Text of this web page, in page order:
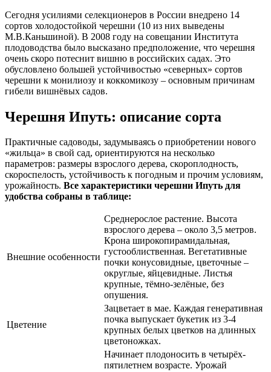
Сегодня усилиями селекционеров в России внедрено 14
сортов холодостойкой черешни (10 из них выведены
М.В.Каньшиной). В 2008 году на совещании Института
плодоводства было высказано предположение, что черешня
очень скоро потеснит вишню в российских садах. Это
обусловлено большей устойчивостью «северных» сортов
черешни к монилиозу и коккомикозу – основным причинам
гибели вишнёвых садов.
Черешня Ипуть: описание сорта
Практичные садоводы, задумываясь о приобретении нового
«жильца» в свой сад, ориентируются на несколько
параметров: размеры взрослого дерева, скороплодность,
скороспелость, устойчивость к погодным и прочим условиям,
урожайность. Все характеристики черешни Ипуть для
удобства собраны в таблице:
Внешние особенности
Среднерослое растение. Высота
взрослого дерева – около 3,5 метров.
Крона широкопирамидальная,
густооблиственная. Вегетативные
почки конусовидные, цветочные –
округлые, яйцевидные. Листья
крупные, тёмно-зелёные, без
опушения.
Цветение
Зацветает в мае. Каждая генеративная
почка выпускает букетик из 3-4
крупных белых цветков на длинных
цветоножках.
Начинает плодоносить в четырёх-
пятилетнем возрасте. Урожай